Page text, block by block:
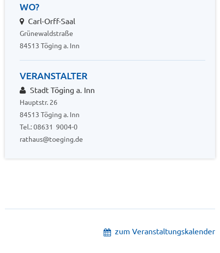
WO?
Carl-Orff-Saal
Grünewaldstraße
84513 Töging a. Inn
VERANSTALTER
Stadt Töging a. Inn
Hauptstr. 26
84513 Töging a. Inn
Tel.: 08631 9004-0
rathaus@toeging.de
zum Veranstaltungskalender